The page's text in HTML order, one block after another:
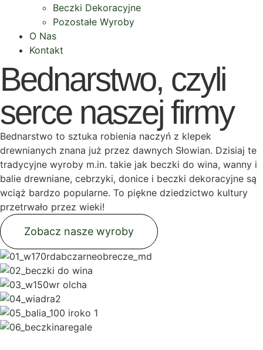
Beczki Dekoracyjne
Pozostałe Wyroby
O Nas
Kontakt
Bednarstwo, czyli
serce naszej firmy​
Bednarstwo to sztuka robienia naczyń z klepek
drewnianych znana już przez dawnych Słowian. Dzisiaj te
tradycyjne wyroby m.in. takie jak beczki do wina, wanny i
balie drewniane, cebrzyki, donice i beczki dekoracyjne są
wciąż bardzo popularne. To piękne dziedzictwo kultury
przetrwało przez wieki!
Zobacz nasze wyroby